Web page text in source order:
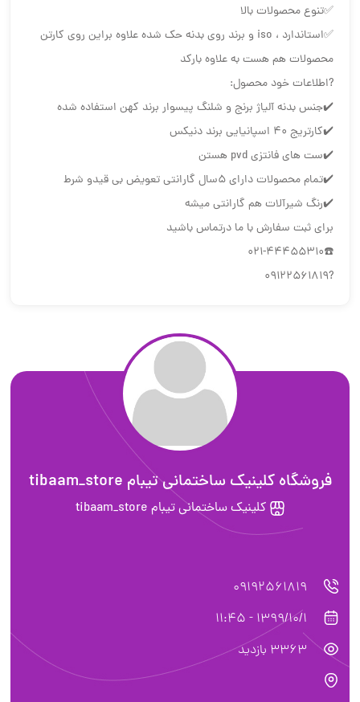
✅تنوع محصولات بالا
✅استاندارد ، iso و برند روی بدنه حک شده علاوه براین روی کارتن
محصولات هم هست به علاوه بارکد
?اطلاعات خود محصول:
✔️جنس بدنه آلیاژ برنج و شلنگ پیسوار برند کهن استفاده شده
✔️کارتریج 40 اسپانیایی برند دنیکس
✔️ست های فانتزی pvd هستن
✔️تمام محصولات دارای 5سال گارانتی تعویض بی قیدو شرط
✔️رنگ شیرآلات هم گارانتی میشه
برای ثبت سفارش با ما درتماس باشید
☎️021-44455310
?09122561819
فروشگاه کلینیک ساختمانی تیبام tibaam_store
کلینیک ساختمانی تیبام tibaam_store
09192561819
1399/10/1 - 11:45
3363 بازدید